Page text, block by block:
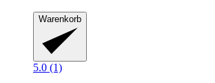
Warenkorb
5.0 (1)